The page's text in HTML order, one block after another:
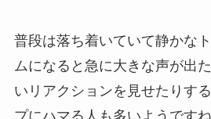
普段は落ち着いていて静かな
ムになると急に大きな声が出
いリアクションを見せたりす